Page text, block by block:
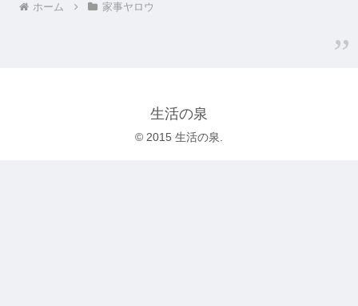
ホーム 家事ヤロウ
生活の泉
© 2015 生活の泉.